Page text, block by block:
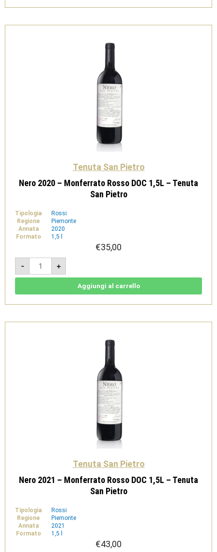
1,5L
San
Tenuta San Pietro
Nero 2020 – Monferrato Rosso DOC 1,5L – Tenuta
San Pietro
Tipologia
Rossi
Regione
Piemonte
Annata
2020
Formato
1,5 l
€35,00
-
Nero
2020
-
Monferrato
-
Pietro
+
Aggiungi al carrello
Tenuta San Pietro
Nero 2021 – Monferrato Rosso DOC 1,5L – Tenuta
San Pietro
Tipologia
Rossi
Regione
Piemonte
Annata
2021
Formato
1,5 l
€43,00